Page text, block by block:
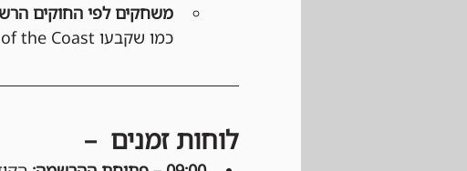
משחקים לפי החוקים
כמו שקבעו Wizards of the Coast ו-DCI (בטורנירים רשמיים).
לוחות זמנים  –